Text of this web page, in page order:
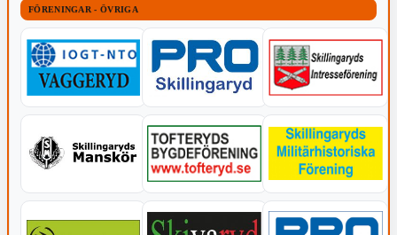
FÖRENINGAR - ÖVRIGA